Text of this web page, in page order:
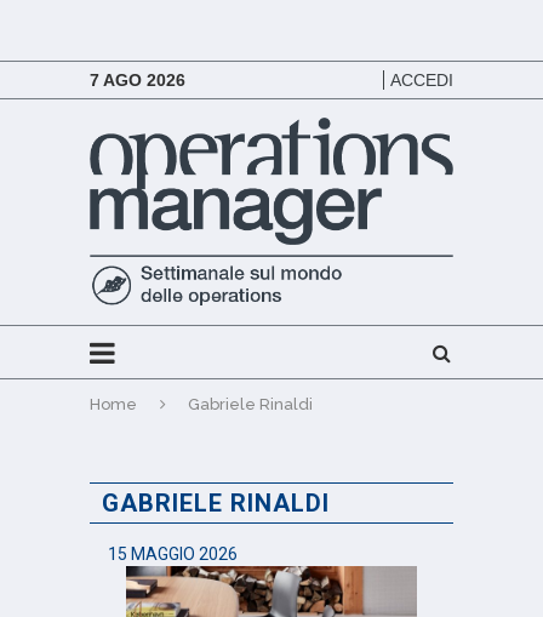
7 AGO 2026 ACCEDI
Home Gabriele Rinaldi
GABRIELE RINALDI
15 MAGGIO 2026